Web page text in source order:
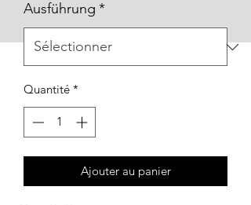
Ausführung *
Quantité *
Ajouter au panier